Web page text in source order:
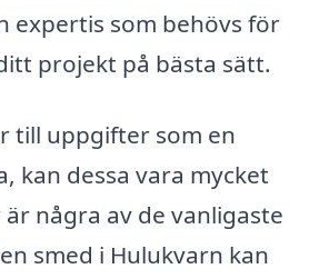
expertis som behövs för
projekt på bästa sätt.
till uppgifter som en
kan dessa vara mycket
några av de vanligaste
smed i Hulukvarn kan